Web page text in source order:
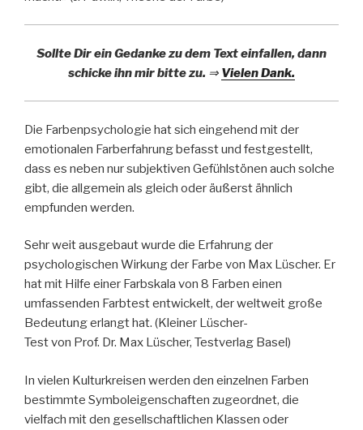
Sollte Dir ein Gedanke zu dem Text einfallen, dann
schicke ihnmirbitte zu. ⇒ Vielen Dank.
Die Farbenpsychologie hat sich eingehend mit der
emotionalen Farberfahrung befasst und festgestellt,
dass es neben nur subjektiven Gefühlstönen auch solche
gibt, die allgemein als gleich oder äußerst ähnlich
empfunden werden.
Sehr weit ausgebaut wurde die Erfahrung der
psychologischen Wirkung der Farbe von Max Lüscher. Er
hat mit Hilfe einer Farbskala von 8 Farben einen
umfassenden Farbtest entwickelt, der weltweit große
Bedeutung erlangt hat. (Kleiner Lüscher-
Test von Prof. Dr. Max Lüscher, Testverlag Basel)
In vielen Kulturkreisen werden den einzelnen Farben
bestimmte Symboleigenschaften zugeordnet, die
vielfach mit den gesellschaftlichen Klassen oder